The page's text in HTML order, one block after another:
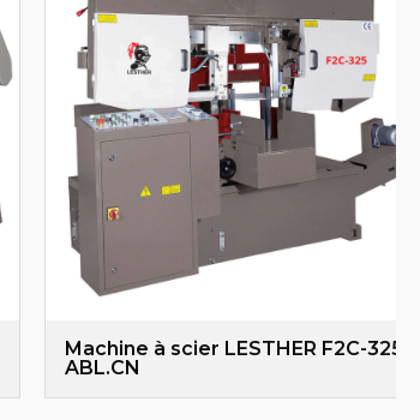
Machine à scier LESTHER F2C-325
ABL.CN